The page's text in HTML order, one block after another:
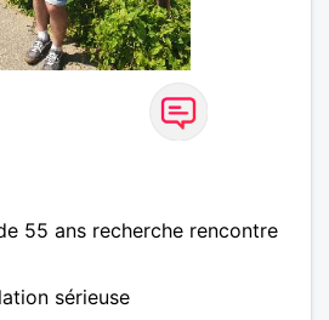
55 ans recherche rencontre
sérieuse